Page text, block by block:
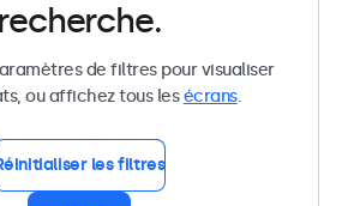
recherche.
de filtres pour visualiser
ou affichez tous lesécrans.
les filtres